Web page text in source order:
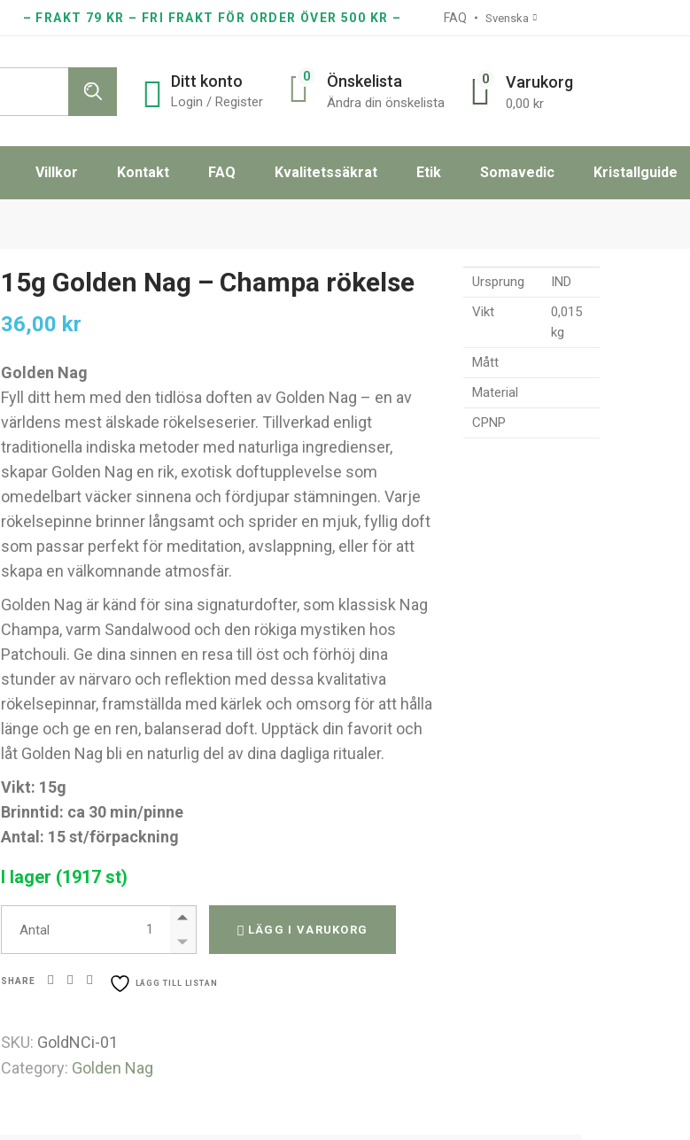
– FRAKT 79 KR – FRI FRAKT FÖR ORDER ÖVER 500 KR – FAQ Svenska
Ditt konto
Login / Register
0 Önskelista
Ändra din önskelista
0 Varukorg
0,00 kr
Villkor Kontakt FAQ Kvalitetssäkrat Etik Somavedic Kristallguide
15g Golden Nag – Champa rökelse
36,00 kr
Golden Nag
Fyll ditt hem med den tidlösa doften av Golden Nag – en av
världens mest älskade rökelseserier. Tillverkad enligt
traditionella indiska metoder med naturliga ingredienser,
skapar Golden Nag en rik, exotisk doftupplevelse som
omedelbart väcker sinnena och fördjupar stämningen. Varje
rökelsepinne brinner långsamt och sprider en mjuk, fyllig doft
som passar perfekt för meditation, avslappning, eller för att
skapa en välkomnande atmosfär.
Golden Nag är känd för sina signaturdofter, som klassisk Nag
Champa, varm Sandalwood och den rökiga mystiken hos
Patchouli. Ge dina sinnen en resa till öst och förhöj dina
stunder av närvaro och reflektion med dessa kvalitativa
rökelsepinnar, framställda med kärlek och omsorg för att hålla
länge och ge en ren, balanserad doft. Upptäck din favorit och
låt Golden Nag bli en naturlig del av dina dagliga ritualer.
Vikt: 15g
Brinntid: ca 30 min/pinne
Antal: 15 st/förpackning
I lager (1917 st)
Antal
15g Golden Nag - Champa rökelse quantity
LÄGG I VARUKORG
SHARE LÄGG TILL LISTAN
SKU: GoldNCi-01
Category: Golden Nag
Ursprung
IND
Vikt
0,015
kg
Mått
Material
CPNP